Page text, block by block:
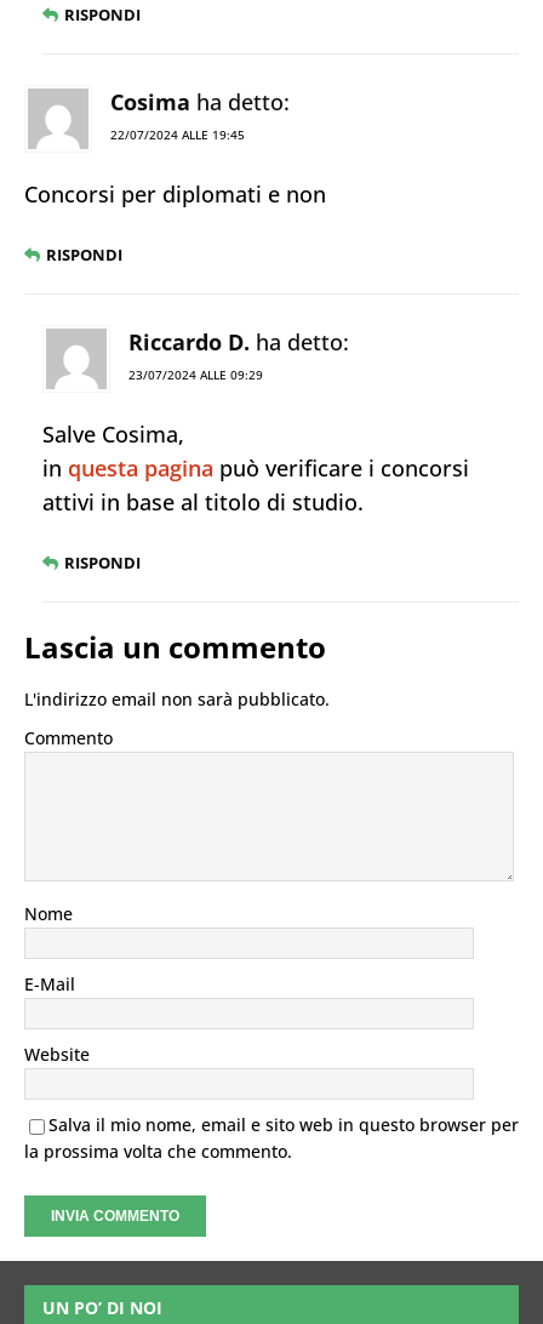
RISPONDI
Cosima ha detto:
22/07/2024 ALLE 19:45
Concorsi per diplomati e non
RISPONDI
Riccardo D. ha detto:
23/07/2024 ALLE 09:29
Salve Cosima,
in questa pagina può verificare i concorsi
attivi in base al titolo di studio.
RISPONDI
Lascia un commento
L'indirizzo email non sarà pubblicato.
Commento
Nome
E-Mail
Website
Salva il mio nome, email e sito web in questo browser per
la prossima volta che commento.
UN PO’ DI NOI